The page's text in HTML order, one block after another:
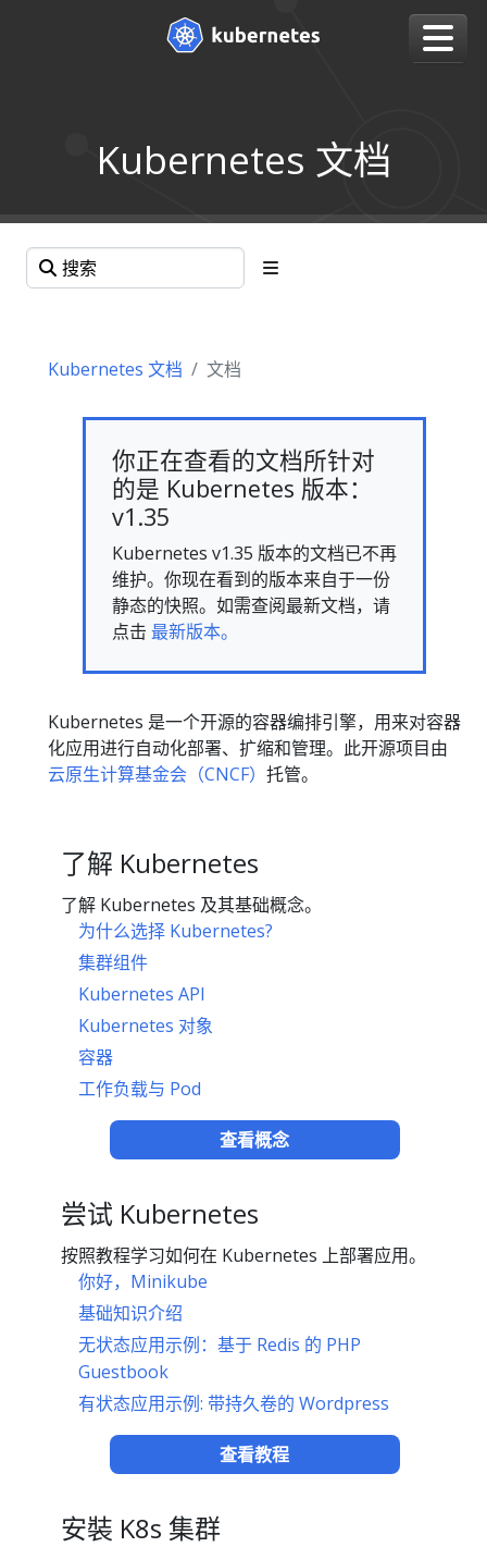
Kubernetes 文档
Kubernetes 文档 文档
你正在查看的文档所针对
的是 Kubernetes 版本：
v1.35
Kubernetes v1.35 版本的文档已不再
维护。你现在看到的版本来自于一份
静态的快照。如需查阅最新文档，请
点击 最新版本。
Kubernetes 是一个开源的容器编排引擎，用来对容器
化应用进行自动化部署、扩缩和管理。此开源项目由
云原生计算基金会（CNCF） 托管。
了解 Kubernetes
了解 Kubernetes 及其基础概念。
为什么选择 Kubernetes?
集群组件
Kubernetes API
Kubernetes 对象
容器
工作负载与 Pod
查看概念
尝试 Kubernetes
按照教程学习如何在 Kubernetes 上部署应用。
你好，Minikube
基础知识介绍
无状态应用示例：基于 Redis 的 PHP
Guestbook
有状态应用示例: 带持久卷的 Wordpress
查看教程
安裝 K8s 集群